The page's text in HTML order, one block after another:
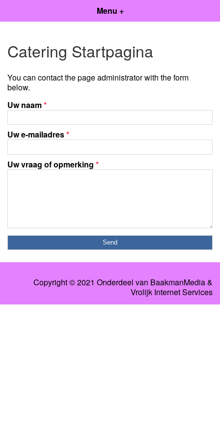
Menu +
Catering Startpagina
You can contact the page administrator with the form
below.
Uw naam*
Uw e-mailadres*
Uw vraag of opmerking *
Copyright © 2021 Onderdeel van BaakmanMedia&
Vrolijk Internet Services